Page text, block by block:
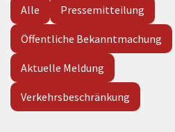
Tourismus
Freizeit & Kultur
Wirtschaft
Alle Pressemitteilung
Öffentliche Bekanntmachung
Aktuelle Meldung
Verkehrsbeschränkung